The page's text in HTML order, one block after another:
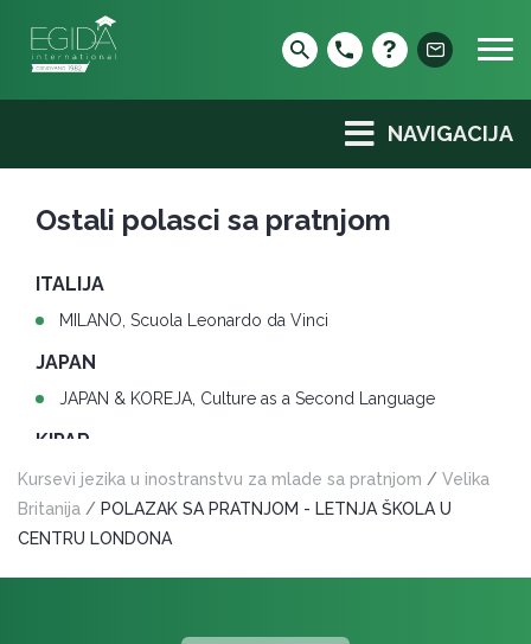
content
NAVIGACIJA
Ostali polasci sa pratnjom
ITALIJA
MILANO, Scuola Leonardo da Vinci
JAPAN
JAPAN & KOREJA, Culture as a Second Language
KIPAR
LARNAKA, Bayswater
MALTA
MAJAMI & ORLANDO, Florida International University
Kursevi jezika u inostranstvu za mlade sa pratnjom / Velika
Britanija / POLAZAK SA PRATNJOM - LETNJA ŠKOLA U
CENTRU LONDONA